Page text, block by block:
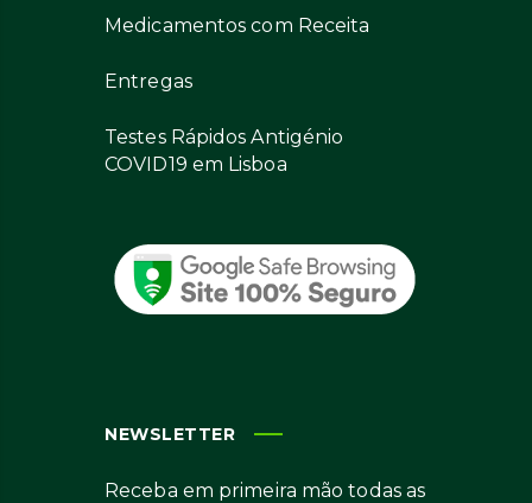
Medicamentos com Receita
Entregas
Testes Rápidos Antigénio
COVID19 em Lisboa
NEWSLETTER
Receba em primeira mão todas as